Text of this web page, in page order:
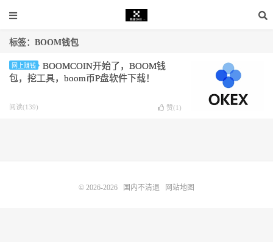
标签：BOOM钱包
网上赚钱
BOOMCOIN开始了，BOOM钱
包，挖工具，boom币P盘软件下载！
阅读(139) 赞(1 )
© 2026-2026 国内不清退 网站地图